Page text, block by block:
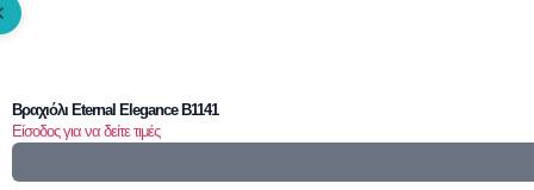
Βραχιόλι Eternal Elegance B1141
Είσοδος για να δείτε τιμές